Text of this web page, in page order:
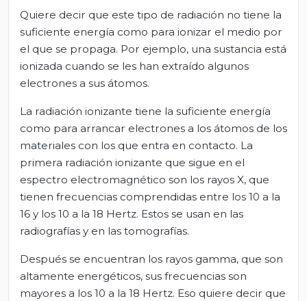
Quiere decir que este tipo de radiación no tiene la
suficiente energía como para ionizar el medio por
el que se propaga. Por ejemplo, una sustancia está
ionizada cuando se les han extraído algunos
electrones a sus átomos.
La radiación ionizante tiene la suficiente energía
como para arrancar electrones a los átomos de los
materiales con los que entra en contacto. La
primera radiación ionizante que sigue en el
espectro electromagnético son los rayos X, que
tienen frecuencias comprendidas entre los 10 a la
16 y los 10 a la 18 Hertz. Estos se usan en las
radiografías y en las tomografías.
Después se encuentran los rayos gamma, que son
altamente energéticos, sus frecuencias son
mayores a los 10 a la 18 Hertz. Eso quiere decir que